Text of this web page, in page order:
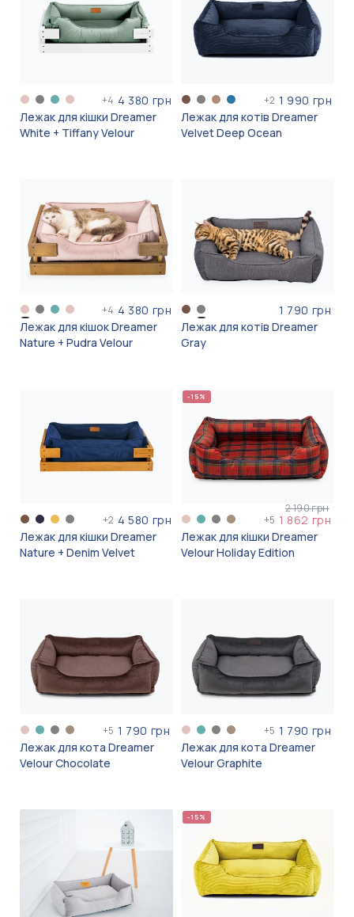
+4 4 380 грн
Лежак для кішки Dreamer
White + Tiffany Velour
+2 1 990 грн
Лежак для котів Dreamer
Velvet Deep Ocean
+4 4 380 грн
Лежак для кішок Dreamer
Nature + Pudra Velour
1 790 грн
Лежак для котів Dreamer
Gray
+2 4 580 грн
Лежак для кішки Dreamer
Nature + Denim Velvet
-15%
+5
2 190 грн
1 862 грн
Лежак для кішки Dreamer
Velour Holiday Edition
+5 1 790 грн
Лежак для кота Dreamer
Velour Chocolate
+5 1 790 грн
Лежак для кота Dreamer
Velour Graphite
-15%